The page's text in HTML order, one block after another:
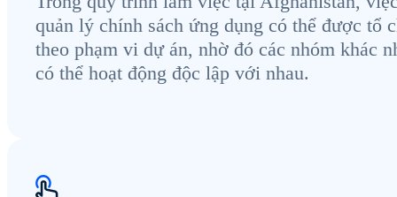
quản lý chính sách ứng dụng có thể được tổ
theo phạm vi dự án, nhờ đó các nhóm khác
có thể hoạt động độc lập với nhau.